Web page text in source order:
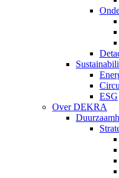
ESG
Over DEKRA